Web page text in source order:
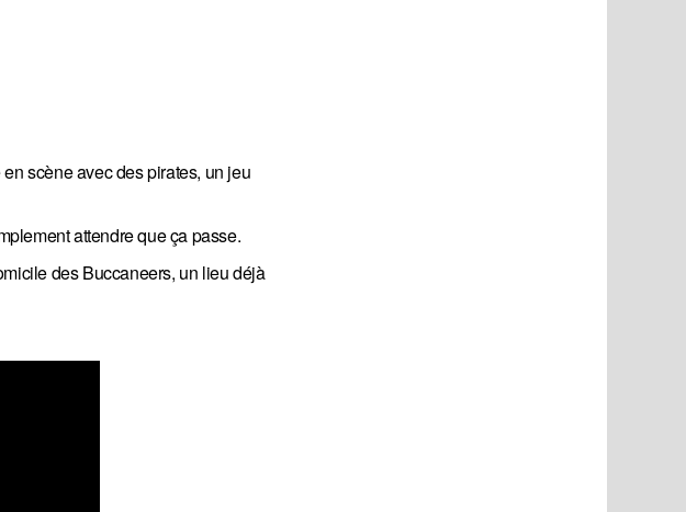
scène avec des pirates, un jeu
attendre que ça passe.
des Buccaneers, un lieu déjà